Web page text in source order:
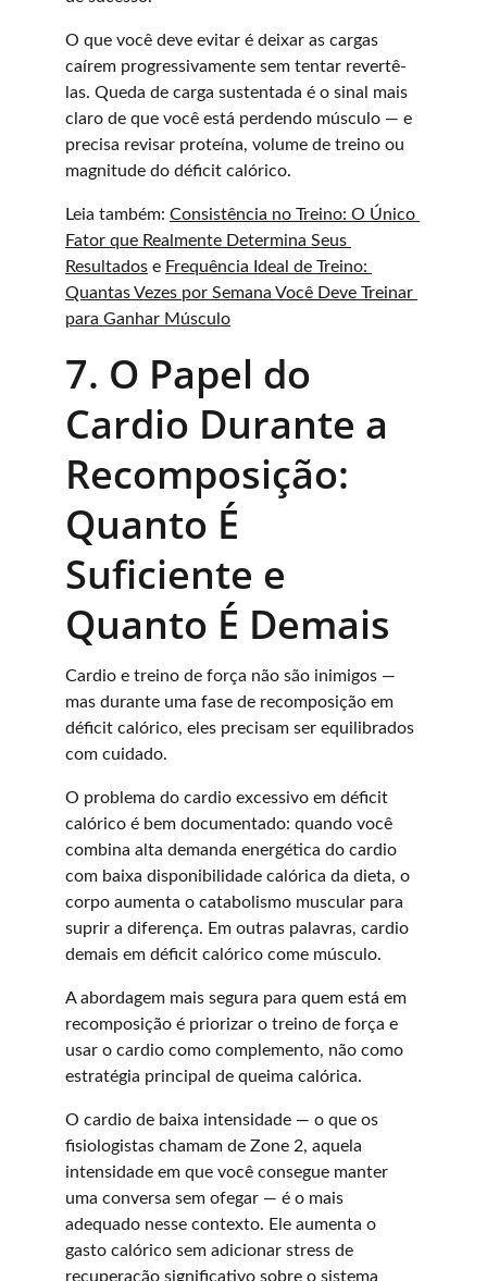
O que você deve evitar é deixar as cargas
caírem progressivamente sem tentar revertê-
las. Queda de carga sustentada é o sinal mais
claro de que você está perdendo músculo — e
precisa revisar proteína, volume de treino ou
magnitude do déficit calórico.
Leia também: Consistência no Treino: O Único
Fator que Realmente Determina Seus
Resultados e Frequência Ideal de Treino:
Quantas Vezes por Semana Você Deve Treinar
para Ganhar Músculo
7. O Papel do
Cardio Durante a
Recomposição:
Quanto É
Suficiente e
Quanto É Demais
Cardio e treino de força não são inimigos —
mas durante uma fase de recomposição em
déficit calórico, eles precisam ser equilibrados
com cuidado.
O problema do cardio excessivo em déficit
calórico é bem documentado: quando você
combina alta demanda energética do cardio
com baixa disponibilidade calórica da dieta, o
corpo aumenta o catabolismo muscular para
suprir a diferença. Em outras palavras, cardio
demais em déficit calórico come músculo.
A abordagem mais segura para quem está em
recomposição é priorizar o treino de força e
usar o cardio como complemento, não como
estratégia principal de queima calórica.
O cardio de baixa intensidade — o que os
fisiologistas chamam de Zone 2, aquela
intensidade em que você consegue manter
uma conversa sem ofegar — é o mais
adequado nesse contexto. Ele aumenta o
gasto calórico sem adicionar stress de
recuperação significativo sobre o sistema